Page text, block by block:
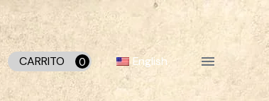
CARRITO 0 English